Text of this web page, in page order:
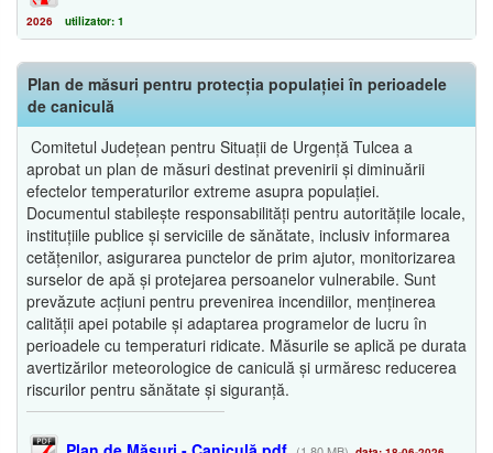
2026 utilizator: 1
Plan de măsuri pentru protecția populației în perioadele
de caniculă
Comitetul Județean pentru Situații de Urgență Tulcea a
aprobat un plan de măsuri destinat prevenirii și diminuării
efectelor temperaturilor extreme asupra populației.
Documentul stabilește responsabilități pentru autoritățile locale,
instituțiile publice și serviciile de sănătate, inclusiv informarea
cetățenilor, asigurarea punctelor de prim ajutor, monitorizarea
surselor de apă și protejarea persoanelor vulnerabile. Sunt
prevăzute acțiuni pentru prevenirea incendiilor, menținerea
calității apei potabile și adaptarea programelor de lucru în
perioadele cu temperaturi ridicate. Măsurile se aplică pe durata
avertizărilor meteorologice de caniculă și urmăresc reducerea
riscurilor pentru sănătate și siguranță.